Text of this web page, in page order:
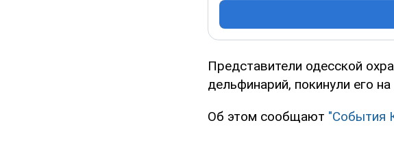
Представители одесской
дельфинарий, покинули его
Об этом сообщают "События